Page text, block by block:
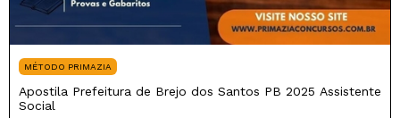
MÉTODO PRIMAZIA
Apostila Prefeitura de Brejo dos Santos PB 2025 Assistente
Social